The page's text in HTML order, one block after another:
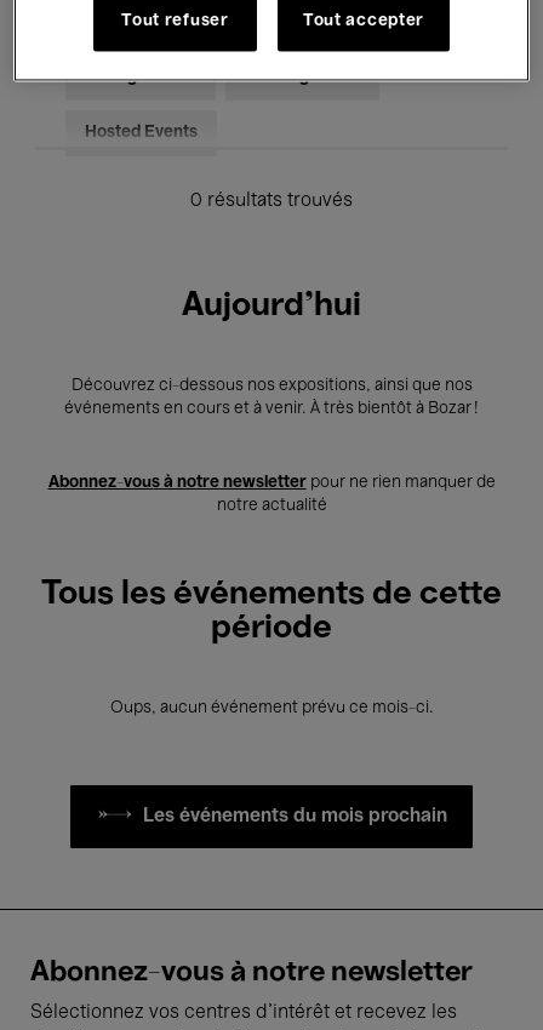
Pour tous Kids’ Palace
Enseignement Visites guidées
Hosted Events
0 résultats trouvés
Aujourd'hui
Découvrez ci-dessous nos expositions, ainsi que nos
événements en cours et à venir. À très bientôt à Bozar !
Abonnez-vous à notre newsletterpour ne rien manquer de
notre actualité
Tous les événements de cette
période
Oups, aucun événement prévu ce mois-ci.
Les événements du mois prochain
Abonnez-vous à notre newsletter
Sélectionnez vos centres d'intérêt et recevez les
Tout refuser Tout accepter